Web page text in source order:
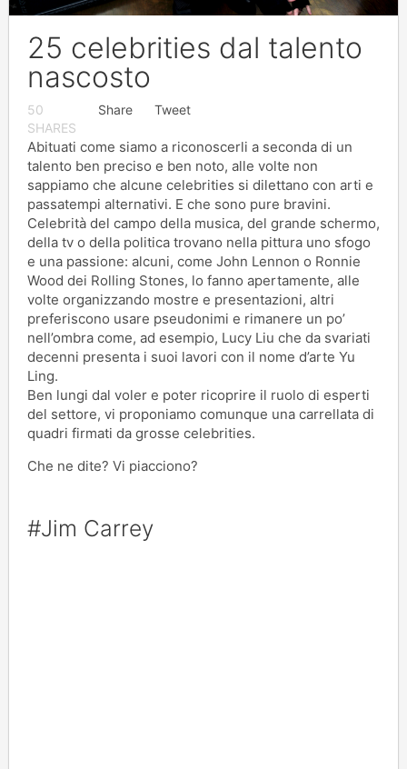
25 celebrities dal talento
nascosto
50
SHARES
Share Tweet
Abituati come siamo a riconoscerli a seconda di un
talento ben preciso e ben noto, alle volte non
sappiamo che alcune celebrities si dilettano con arti e
passatempi alternativi. E che sono pure bravini.
Celebrità del campo della musica, del grande schermo,
della tv o della politica trovano nella pittura uno sfogo
e una passione: alcuni, come John Lennon o Ronnie
Wood dei Rolling Stones, lo fanno apertamente, alle
volte organizzando mostre e presentazioni, altri
preferiscono usare pseudonimi e rimanere un po’
nell’ombra come, ad esempio, Lucy Liu che da svariati
decenni presenta i suoi lavori con il nome d’arte Yu
Ling.
Ben lungi dal voler e poter ricoprire il ruolo di esperti
del settore, vi proponiamo comunque una carrellata di
quadri firmati da grosse celebrities.
Che ne dite? Vi piacciono?
#Jim Carrey